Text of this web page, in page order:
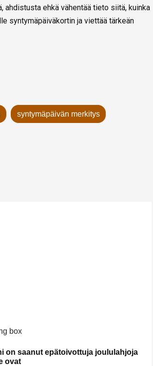
ahdistusta ehkä vähentää tieto siitä, kuinka
syntymäpäiväkortin ja viettää tärkeän
syntymäpäivän merkitys
on saanut epätoivottuja joululahjoja
ovat